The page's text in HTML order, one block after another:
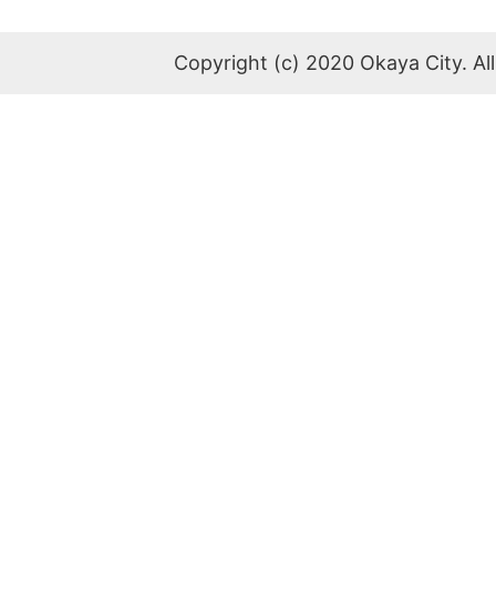
Copyright (c) 2020 Okaya City.